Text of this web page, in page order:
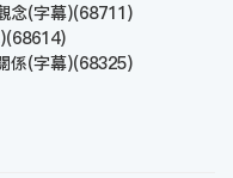
念(字幕)(68711)
(68614)
係(字幕)(68325)